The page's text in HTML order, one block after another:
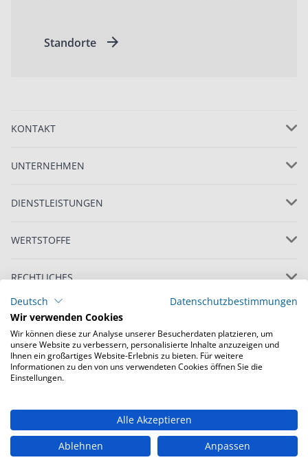
Standorte
KONTAKT
UNTERNEHMEN
DIENSTLEISTUNGEN
WERTSTOFFE
RECHTLICHES
© Copyright 2022 Loacker Recycling GmbH, alle
Deutschland Schweiz Ungarn
Deutsch
Datenschutzbestimmungen
Wir verwenden Cookies
Wir können diese zur Analyse unserer Besucherdaten platzieren, um
unsere Website zu verbessern, personalisierte Inhalte anzuzeigen und
Ihnen ein großartiges Website-Erlebnis zu bieten. Für weitere
Informationen zu den von uns verwendeten Cookies öffnen Sie die
Einstellungen.
Alle Akzeptieren
Ablehnen
Anpassen